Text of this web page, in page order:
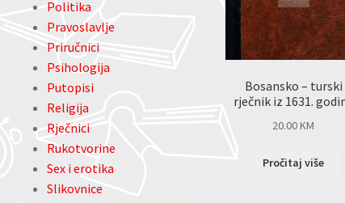
Politika
Pravoslavlje
Priručnici
Psihologija
Putopisi
Religija
Rječnici
Rukotvorine
Sex i erotika
Slikovnice
Bosansko – turski
rječnik iz 1631.
20.00KM
Pročitaj više